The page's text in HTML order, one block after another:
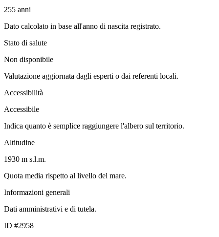
255 anni
Dato calcolato in base all'anno di nascita registrato.
Stato di salute
Non disponibile
Valutazione aggiornata dagli esperti o dai referenti locali.
Accessibilità
Accessibile
Indica quanto è semplice raggiungere l'albero sul territorio.
Altitudine
1930 m s.l.m.
Quota media rispetto al livello del mare.
Informazioni generali
Dati amministrativi e di tutela.
ID #2958